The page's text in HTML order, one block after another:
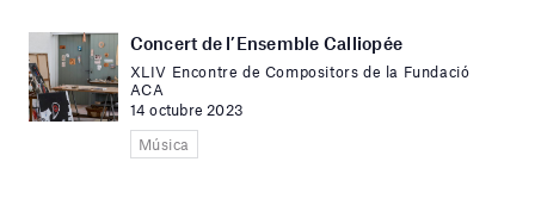
Concert de l’Ensemble Calliopée
XLIV Encontre de Compositors de la Fundació
ACA
14 octubre 2023
Música